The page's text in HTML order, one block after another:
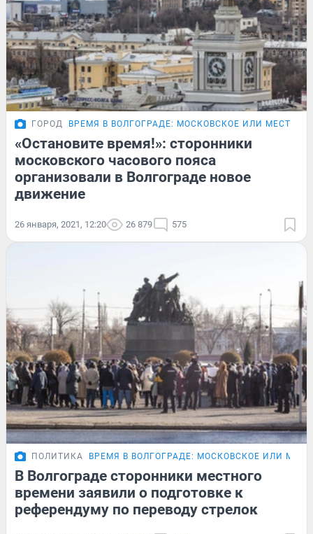
ГОРОД ВРЕМЯ В ВОЛГОГРАДЕ: МОСКОВСКОЕ ИЛИ
«Остановите время!»: сторонники
московского часового пояса
организовали в Волгограде новое
движение
26 января, 2021, 12:20 26 879 575
ПОЛИТИКА ВРЕМЯ В ВОЛГОГРАДЕ: МОСКОВСКОЕ ИЛИ
В Волгограде сторонники местного
времени заявили о подготовке к
референдуму по переводу стрелок